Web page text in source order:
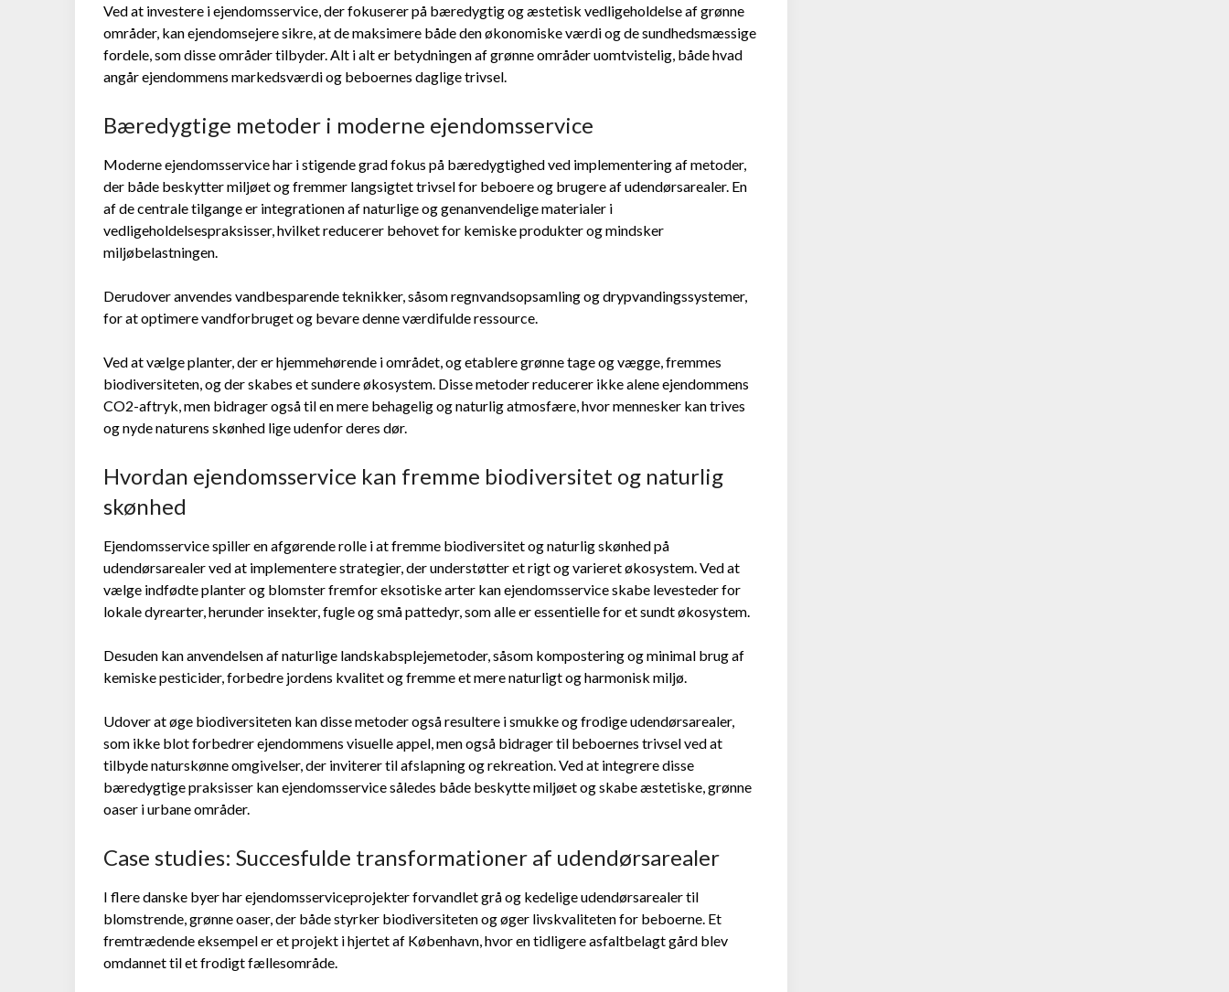
Ved at investere i ejendomsservice, der fokuserer på bæredygtig og æstetisk vedligeholdelse af grønne
områder, kan ejendomsejere sikre, at de maksimere både den økonomiske værdi og de sundhedsmæssige
fordele, som disse områder tilbyder. Alt i alt er betydningen af grønne områder uomtvistelig, både hvad
angår ejendommens markedsværdi og beboernes daglige trivsel.
Bæredygtige metoder i moderne ejendomsservice
Moderne ejendomsservice har i stigende grad fokus på bæredygtighed ved implementering af metoder,
der både beskytter miljøet og fremmer langsigtet trivsel for beboere og brugere af udendørsarealer. En
af de centrale tilgange er integrationen af naturlige og genanvendelige materialer i
vedligeholdelsespraksisser, hvilket reducerer behovet for kemiske produkter og mindsker
miljøbelastningen.
Derudover anvendes vandbesparende teknikker, såsom regnvandsopsamling og drypvandingssystemer,
for at optimere vandforbruget og bevare denne værdifulde ressource.
Ved at vælge planter, der er hjemmehørende i området, og etablere grønne tage og vægge, fremmes
biodiversiteten, og der skabes et sundere økosystem. Disse metoder reducerer ikke alene ejendommens
CO2-aftryk, men bidrager også til en mere behagelig og naturlig atmosfære, hvor mennesker kan trives
og nyde naturens skønhed lige udenfor deres dør.
Hvordan ejendomsservice kan fremme biodiversitet og naturlig
skønhed
Ejendomsservice spiller en afgørende rolle i at fremme biodiversitet og naturlig skønhed på
udendørsarealer ved at implementere strategier, der understøtter et rigt og varieret økosystem. Ved at
vælge indfødte planter og blomster fremfor eksotiske arter kan ejendomsservice skabe levesteder for
lokale dyrearter, herunder insekter, fugle og små pattedyr, som alle er essentielle for et sundt økosystem.
Desuden kan anvendelsen af naturlige landskabsplejemetoder, såsom kompostering og minimal brug af
kemiske pesticider, forbedre jordens kvalitet og fremme et mere naturligt og harmonisk miljø.
Udover at øge biodiversiteten kan disse metoder også resultere i smukke og frodige udendørsarealer,
som ikke blot forbedrer ejendommens visuelle appel, men også bidrager til beboernes trivsel ved at
tilbyde naturskønne omgivelser, der inviterer til afslapning og rekreation. Ved at integrere disse
bæredygtige praksisser kan ejendomsservice således både beskytte miljøet og skabe æstetiske, grønne
oaser i urbane områder.
Case studies: Succesfulde transformationer af udendørsarealer
I flere danske byer har ejendomsserviceprojekter forvandlet grå og kedelige udendørsarealer til
blomstrende, grønne oaser, der både styrker biodiversiteten og øger livskvaliteten for beboerne. Et
fremtrædende eksempel er et projekt i hjertet af København, hvor en tidligere asfaltbelagt gård blev
omdannet til et frodigt fællesområde.